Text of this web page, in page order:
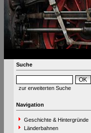
Suche
zur erweiterten Suche
Navigation
Geschichte & Hintergründe
Länderbahnen